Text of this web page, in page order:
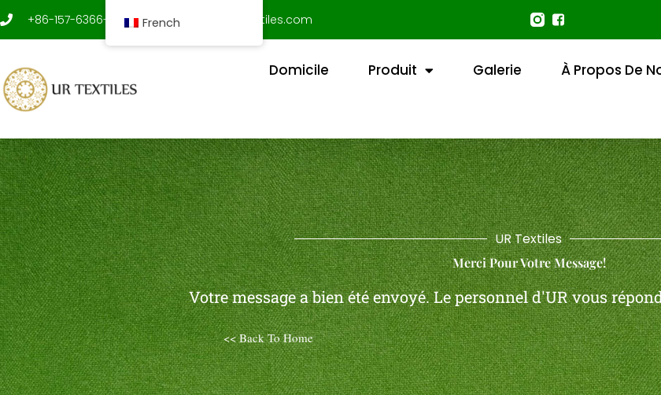
Aller
au
+86-157-6366-9312 shenxujian@ur-textiles.com
Domicile Produit Galerie À Propos De
UR Textiles
Merci Pour Votre Message!
Votre message a bien été envoyé. Le personnel d'UR vous
<< Back To Home
French